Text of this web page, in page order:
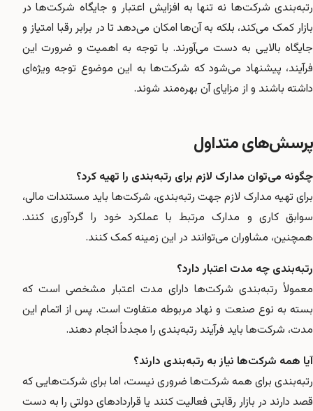
رتبه‌بندی شرکت‌ها نه تنها به افزایش اعتبار و جایگاه شرکت‌ها در
بازار کمک می‌کند، بلکه به آن‌ها امکان می‌دهد تا در برابر رقبا امتیاز و
جایگاه بالایی به دست می‌آورند. با توجه به اهمیت و ضرورت این
فرآیند، پیشنهاد می‌شود که شرکت‌ها به این موضوع توجه ویژه‌ای
داشته باشند و از مزایای آن بهره‌مند شوند.
پرسش‌های متداول
چگونه می‌توان مدارک لازم برای رتبه‌بندی را تهیه کرد؟
برای تهیه مدارک لازم جهت رتبه‌بندی، شرکت‌ها باید مستندات مالی،
سوابق کاری و مدارک مرتبط با عملکرد خود را گردآوری کنند.
همچنین، مشاوران می‌توانند در این زمینه کمک کنند.
رتبه‌بندی چه مدت اعتبار دارد؟
معمولاً رتبه‌بندی شرکت‌ها دارای مدت اعتبار مشخصی است که
بسته به نوع صنعت و نهاد مربوطه متفاوت است. پس از اتمام این
مدت، شرکت‌ها باید فرآیند رتبه‌بندی را مجدداً انجام دهند.
آیا همه شرکت‌ها نیاز به رتبه‌بندی دارند؟
رتبه‌بندی برای همه شرکت‌ها ضروری نیست، اما برای شرکت‌هایی که
قصد دارند در بازار رقابتی فعالیت کنند یا قراردادهای دولتی را به دست